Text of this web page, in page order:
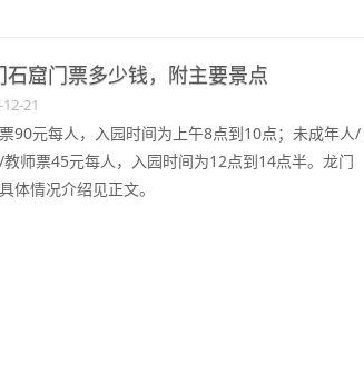
石窟门票多少钱，附主要景点
21
90元每人，入园时间为上午8点到10点；未成年人/
师票45元每人，入园时间为12点到14点半。龙门
体情况介绍见正文。